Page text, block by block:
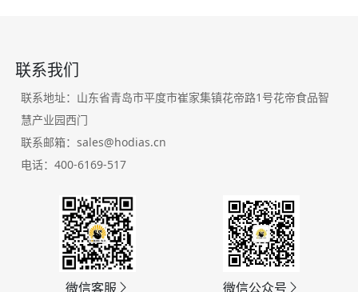
联系我们
联系地址：山东省青岛市平度市崔家集镇花帝路1号花帝食品智
慧产业园西门
联系邮箱：sales@hodias.cn
电话：400-6169-517
微信客服 微信公众号